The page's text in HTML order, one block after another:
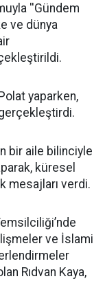
''Gündem
ve dünya
yaparken,
bir aile bilinciyle
küresel
mesajları verdi.
ve İslami
Rıdvan Kaya,